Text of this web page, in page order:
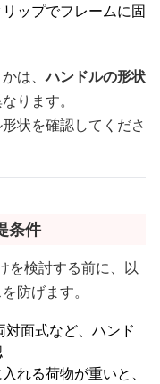
リップでフレームに固
は、ハンドルの形状
ります。
状を確認してくださ
条件
を検討する前に、以
防げます。
対面式など、ハンド
れる荷物が重いと、